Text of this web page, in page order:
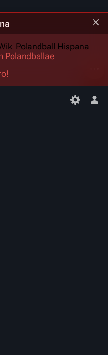
Polandball Hispana
Polandballae